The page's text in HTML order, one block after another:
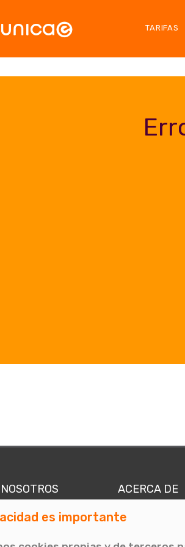
TARIFAS
702 774
ACERCA DE
Quiénes somos
es importante